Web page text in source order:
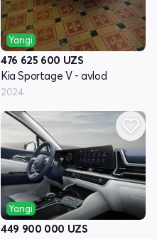
Yangi
476 625 600 UZS
Kia Sportage V - avlod
2024
Yangi
449 900 000 UZS